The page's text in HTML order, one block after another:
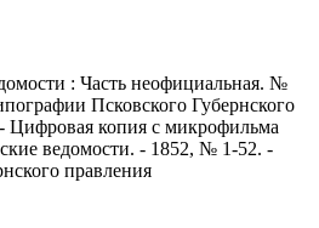
: Часть неофициальная. №
Псковского Губернского
Цифровая копия с микрофильма
ведомости. - 1852, № 1-52. -
правления